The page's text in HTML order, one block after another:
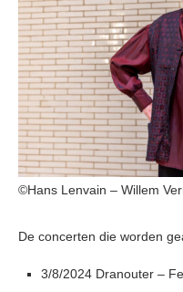
©Hans Lenvain – Willem
De concerten die worden
3/8/2024 Dranouter –